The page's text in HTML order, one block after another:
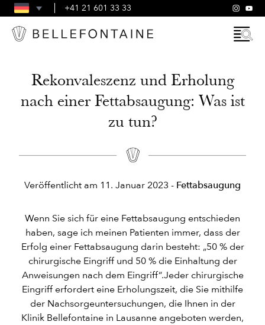
FAQ
ALLGEMEINE GESCHÄFTSBEDINGUNGEN
+41 21 601 33 33
Rekonvaleszenz und Erholung
nach einer Fettabsaugung: Was ist
zu tun?
Veröffentlicht am 11. Januar 2023 - Fettabsaugung
Wenn Sie sich für eine Fettabsaugung entschieden
haben, sage ich meinen Patienten immer, dass der
Erfolg einer Fettabsaugung darin besteht: „50 % der
chirurgische Eingriff und 50 % die Einhaltung der
Anweisungen nach dem Eingriff“.Jeder chirurgische
Eingriff erfordert eine Erholungszeit, die Sie mithilfe
der Nachsorgeuntersuchungen, die Ihnen in der
Klinik Bellefontaine in Lausanne angeboten werden,